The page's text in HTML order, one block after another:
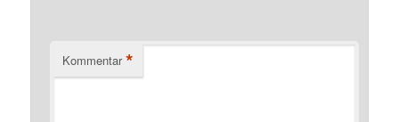
Kommentar *